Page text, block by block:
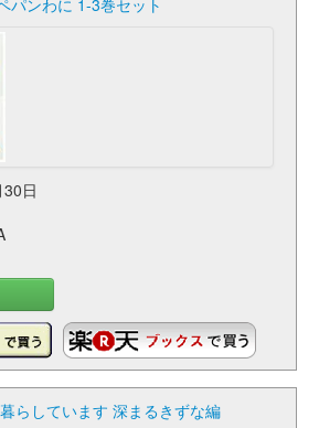
パンわに 1-3巻セット
日
らしています 深まるきずな編